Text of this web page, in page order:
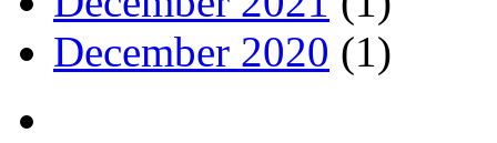
December 2020 (1)